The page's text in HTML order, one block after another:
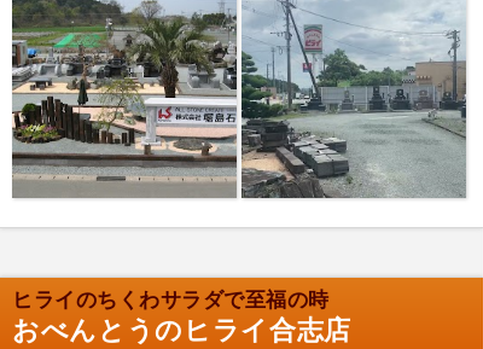
ヒライのちくわサラダで至福の時
おべんとうのヒライ合志店